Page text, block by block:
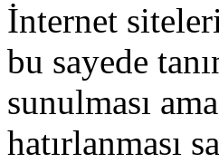
İnternet
bu sayede
sunulması
hatırlanması